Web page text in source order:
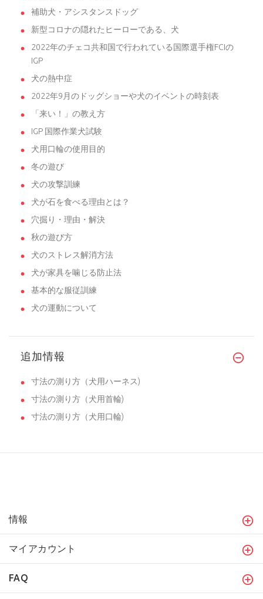
補助犬・アシスタンスドッグ
新型コロナの隠れたヒーローである、犬
2022年のチェコ共和国で行われている国際選手権FCIの
IGP
犬の熱中症
2022年9月のドッグショーや犬のイベントの時刻表
「来い！」の教え方
IGP 国際作業犬試験
犬用口輪の使用目的
冬の遊び
犬の攻撃訓練
犬が石を食べる理由とは？
穴掘り・理由・解決
秋の遊び方
犬のストレス解消方法
犬が家具を噛じる防止法
基本的な服従訓練
犬の運動について
追加情報
寸法の測り方（犬用ハーネス)
寸法の測り方（犬用首輪)
寸法の測り方（犬用口輪)
情報
マイアカウント
FAQ